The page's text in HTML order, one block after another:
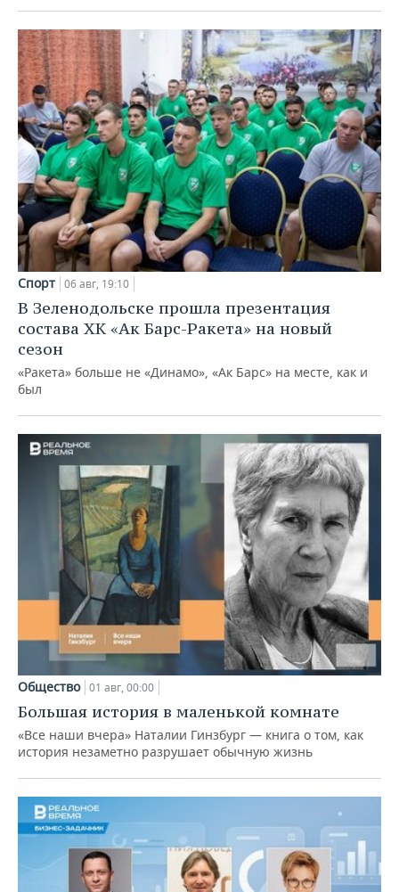
Спорт 06 авг, 19:10
В Зеленодольске прошла презентация
состава ХК «Ак Барс-Ракета» на новый
сезон
«Ракета» больше не «Динамо», «Ак Барс» на месте, как и
был
Общество 01 авг, 00:00
Большая история в маленькой комнате
«Все наши вчера» Наталии Гинзбург — книга о том, как
история незаметно разрушает обычную жизнь